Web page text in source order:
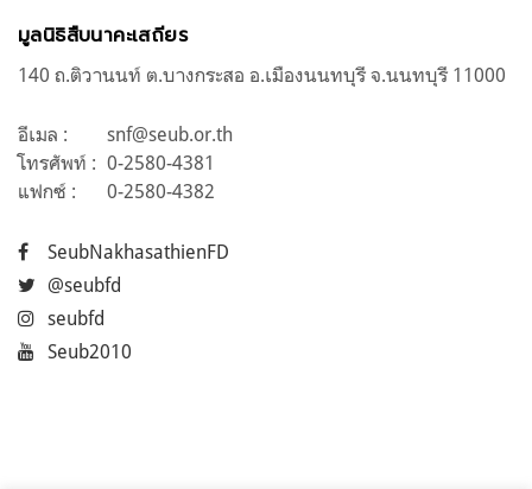
มูลนิธิสืบนาคะเสถียร
140 ถ.ติวานนท์ ต.บางกระสอ อ.เมืองนนทบุรี จ.นนทบุรี 11000
อีเมล :
snf@seub.or.th
โทรศัพท์ : 0-2580-4381
แฟกซ์ :
0-2580-4382
SeubNakhasathienFD
@seubfd
seubfd
Seub2010